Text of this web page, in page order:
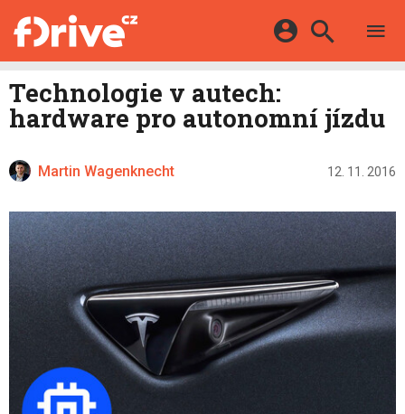
KATALOG
MAPA STANIC
VIDEA
HYBRIDY
E-MOTORSPORT
SERIÁLY
Facebook Google
Twitter Microsoft
Technologie v autech:
hardware pro autonomní jízdu
Martin Wagenknecht 12. 11. 2016